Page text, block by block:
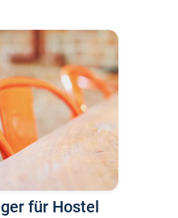
für Hostel